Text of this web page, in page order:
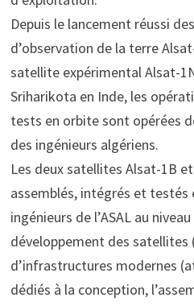
Depuis le lancement réussi
d’observation de la terre
satellite expérimental Alsat-
Sriharikota en Inde, les
tests en orbite sont opérées
des ingénieurs algériens.
Les deux satellites Alsat-1B
assemblés, intégrés et testés
ingénieurs de l’ASAL au
développement des satellites
d’infrastructures modernes
dédiés à la conception,